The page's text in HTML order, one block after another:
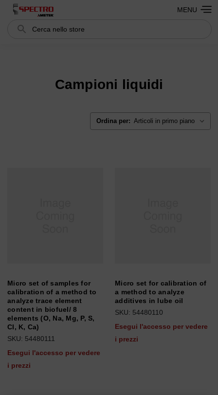
Cerca Search
MENU
Campioni liquidi
Ordina per:
Micro set of samples for
calibration of a method to
analyze trace element
content in biofuel/ 8
elements (O, Na, Mg, P, S,
Cl, K, Ca)
SKU: 54480111
Esegui l'accesso per vedere
i prezzi
Micro set for calibration of
a method to analyze
additives in lube oil
SKU: 54480110
Esegui l'accesso per vedere
i prezzi